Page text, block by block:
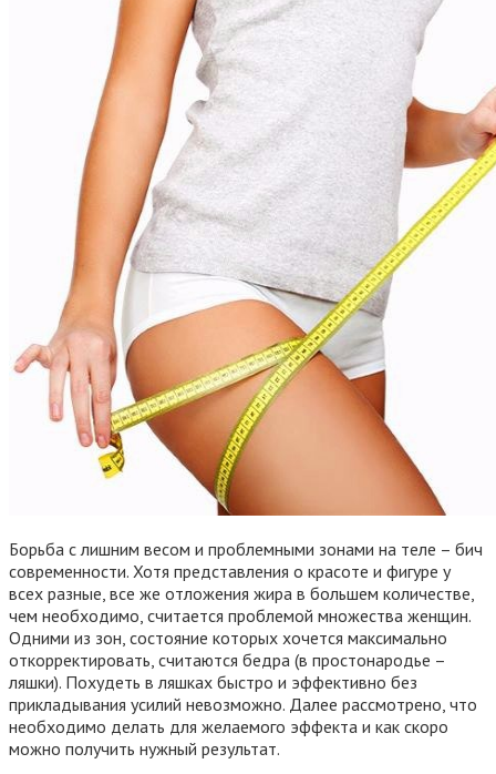
Борьба с лишним весом и проблемными зонами на теле – бич
современности. Хотя представления о красоте и фигуре у
всех разные, все же отложения жира в большем количестве,
чем необходимо, считается проблемой множества женщин.
Одними из зон, состояние которых хочется максимально
откорректировать, считаются бедра (в простонародье –
ляшки). Похудеть в ляшках быстро и эффективно без
прикладывания усилий невозможно. Далее рассмотрено, что
необходимо делать для желаемого эффекта и как скоро
можно получить нужный результат.